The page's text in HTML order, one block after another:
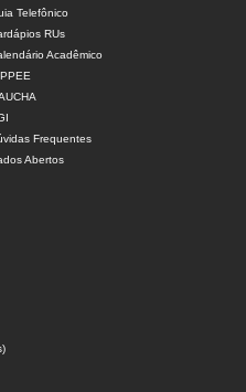
Telefônico
RUs
Acadêmico
Frequentes
Abertos